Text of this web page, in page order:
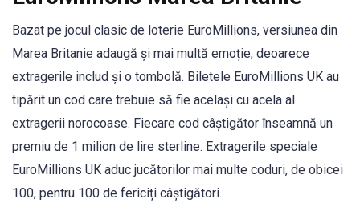
Bazat pe jocul clasic de loterie EuroMillions, versiunea din
Marea Britanie adaugă și mai multă emoție, deoarece
extragerile includ și o tombolă. Biletele EuroMillions UK au
tipărit un cod care trebuie să fie același cu acela al
extragerii norocoase. Fiecare cod câștigător înseamnă un
premiu de 1 milion de lire sterline. Extragerile speciale
EuroMillions UK aduc jucătorilor mai multe coduri, de obicei
100, pentru 100 de fericiți câștigători.